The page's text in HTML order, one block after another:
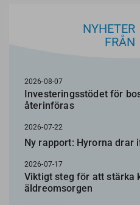
NYHETER
FRÅN
2026-08-07
Investeringsstödet för
återinföras
2026-07-22
Ny rapport: Hyrorna drar
2026-07-17
Viktigt steg för att stärka
äldreomsorgen